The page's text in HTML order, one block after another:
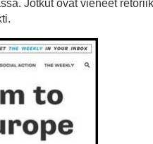
Jotkut ovat vieneet